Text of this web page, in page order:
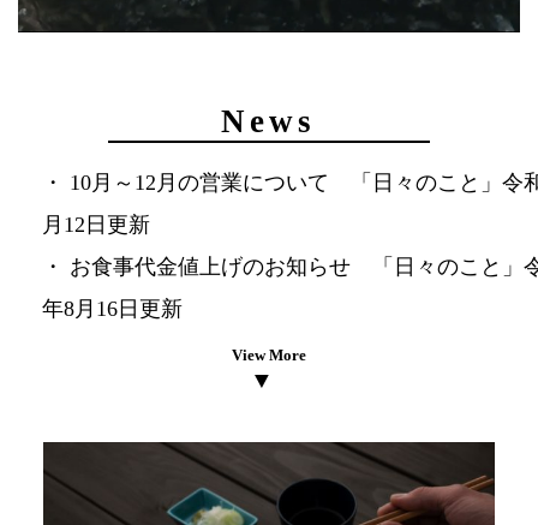
News
10月～12月の営業について 「日々のこと」令
月12日更新
お食事代金値上げのお知らせ 「日々のこと」
年8月16日更新
View More
▼